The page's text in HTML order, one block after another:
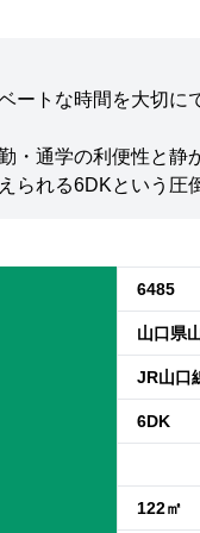
ートな時間を大切に
・通学の利便性と静
られる6DKという圧
6485
山口県
JR山口
6DK
122㎡